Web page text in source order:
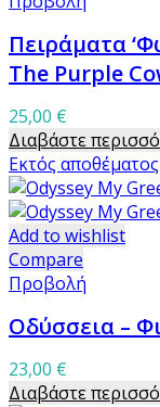
Πειράματα
The Purple
25,00 €
Διαβάστε
Εκτός αποθέματος
Add to wishlist
Compare
Προβολή
Οδύσσεια –
23,00 €
Διαβάστε